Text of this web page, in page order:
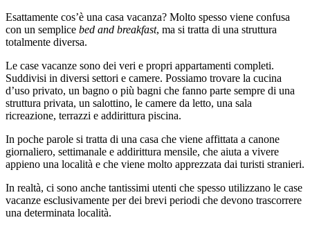
Esattamente cos’è una casa vacanza? Molto spesso viene confusa
con un semplice bed and breakfast, ma si tratta di una struttura
totalmente diversa.
Le case vacanze sono dei veri e propri appartamenti completi.
Suddivisi in diversi settori e camere. Possiamo trovare la cucina
d’uso privato, un bagno o più bagni che fanno parte sempre di una
struttura privata, un salottino, le camere da letto, una sala
ricreazione, terrazzi e addirittura piscina.
In poche parole si tratta di una casa che viene affittata a canone
giornaliero, settimanale e addirittura mensile, che aiuta a vivere
appieno una località e che viene molto apprezzata dai turisti stranieri.
In realtà, ci sono anche tantissimi utenti che spesso utilizzano le case
vacanze esclusivamente per dei brevi periodi che devono trascorrere
una determinata località.